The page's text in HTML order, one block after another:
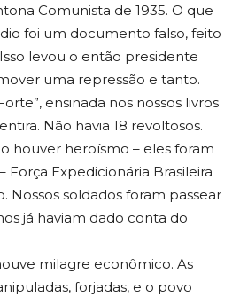
Comunista de 1935. O que
foi um documento falso, feito
levou o então presidente
uma repressão e tanto.
ensinada nos nossos livros
Não havia 18 revoltosos.
houver heroísmo – eles foram
Força Expedicionária Brasileira
Nossos soldados foram passear
já haviam dado conta do
milagre econômico. As
forjadas, e o povo